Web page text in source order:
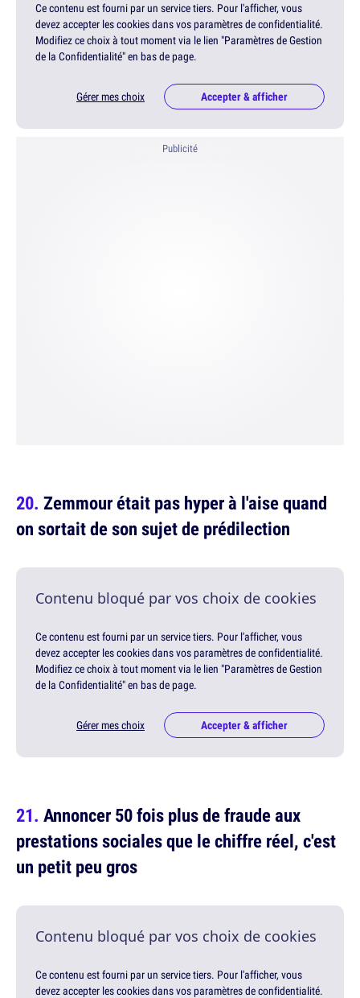
Ce contenu est fourni par un service tiers. Pour l'afficher, vous
devez accepter les cookies dans vos paramètres de confidentialité.
Modifiez ce choix à tout moment via le lien "Paramètres de Gestion
de la Confidentialité" en bas de page.
Gérer mes choix Accepter & afficher
Publicité
Zemmour était pas hyper à l'aise quand
on sortait de son sujet de prédilection
Contenu bloqué par vos choix de cookies
Ce contenu est fourni par un service tiers. Pour l'afficher, vous
devez accepter les cookies dans vos paramètres de confidentialité.
Modifiez ce choix à tout moment via le lien "Paramètres de Gestion
de la Confidentialité" en bas de page.
Gérer mes choix Accepter & afficher
Annoncer 50 fois plus de fraude aux
prestations sociales que le chiffre réel, c'est
un petit peu gros
Contenu bloqué par vos choix de cookies
Ce contenu est fourni par un service tiers. Pour l'afficher, vous
devez accepter les cookies dans vos paramètres de confidentialité.